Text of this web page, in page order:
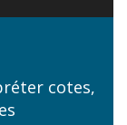
cotes,